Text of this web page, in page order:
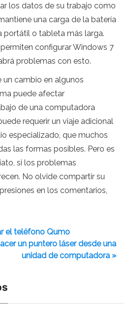
los datos de su trabajo como
una carga de la batería
portátil o tableta más larga.
configurar Windows 7
problemas con esto.
un cambio en algunos
puede afectar
de una computadora
requerir un viaje adicional
especializado, que muchos
las formas posibles. Pero es
si los problemas
No olvide compartir su
en los comentarios,
el teléfono Qumo
un puntero láser desde una
unidad de computadora »